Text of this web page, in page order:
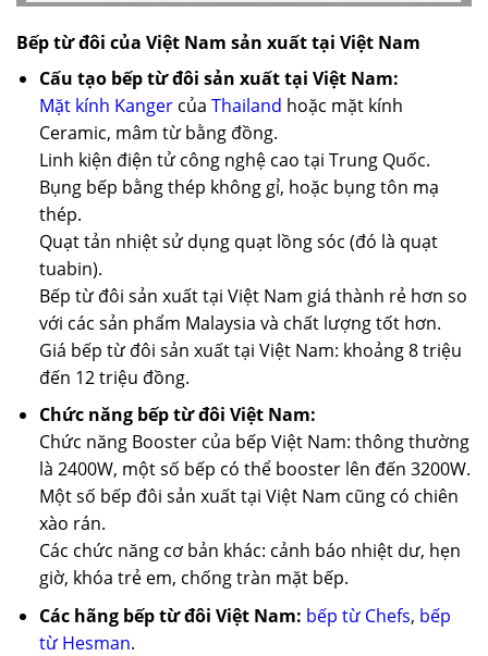
Bếp từ đôi của Việt Nam sản xuất tại Việt Nam
Cấu tạo bếp từ đôi sản xuất tại Việt Nam:
Mặt kính Kangercủa Thailand hoặc mặt kính
Ceramic, mâm từ bằng đồng.
Linh kiện điện tử công nghệ cao tại Trung Quốc.
Bụng bếp bằng thép không gỉ, hoặc bụng tôn mạ
thép.
Quạt tản nhiệt sử dụng quạt lồng sóc (đó là quạt
tuabin).
Bếp từ đôi sản xuất tại Việt Nam giá thành rẻ hơn so
với các sản phẩm Malaysia và chất lượng tốt hơn.
Giá bếp từ đôi sản xuất tại Việt Nam: khoảng 8 triệu
đến 12 triệu đồng.
Chức năng bếp từ đôi Việt Nam:
Chức năng Booster của bếp Việt Nam: thông thường
là 2400W, một số bếp có thể booster lên đến 3200W.
Một số bếp đôi sản xuất tại Việt Nam cũng có chiên
xào rán.
Các chức năng cơ bản khác: cảnh báo nhiệt dư, hẹn
giờ, khóa trẻ em, chống tràn mặt bếp.
Các hãng bếp từ đôi Việt Nam: bếp từ Chefs, bếp
từ Hesman.